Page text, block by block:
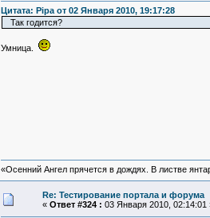
Цитата: Pipa от 02 Января 2010, 19:17:28
Так годится?
Умница.
«Осенний Ангел прячется в дождях. В листве
Re: Тестирование портала и форума
« Ответ #324 : 03 Января 2010, 02:14:01